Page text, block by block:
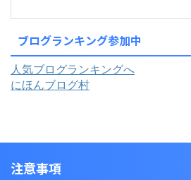
ブログランキング参加中
人気ブログランキングへ
にほんブログ村
注意事項